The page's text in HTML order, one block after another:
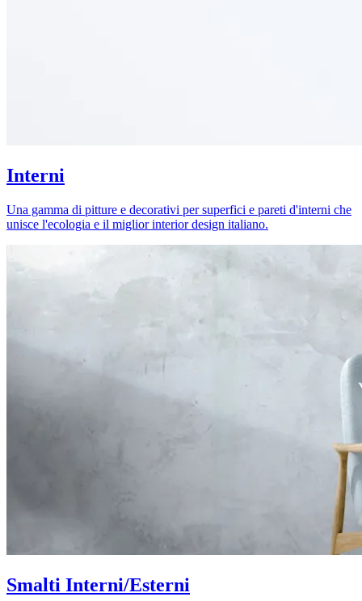
Interni
Una gamma di pitture e decorativi per superfici e pareti d'interni che
unisce l'ecologia e il miglior interior design italiano.
Smalti Interni/Esterni